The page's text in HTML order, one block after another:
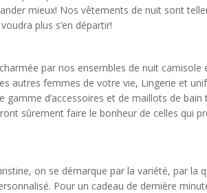
mieux! Nos vêtements de nuit sont
plus s’en départir!
par nos ensembles de nuit camisole
autres femmes de votre vie, Lingerie et
gamme d’accessoires et de maillots de bain
sûrement faire le bonheur de celles qui
on se démarque par la variété, par la
Pour un cadeau de dernière